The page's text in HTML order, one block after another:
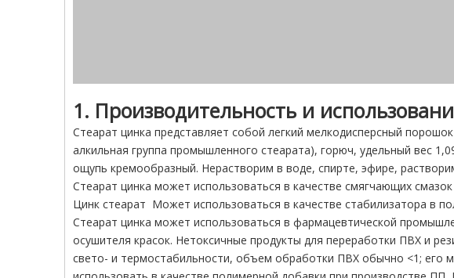
1. Производительность и
Стеарат цинка представляет собой легкий мелкодисперсный
алкильная группа промышленного стеарата), горюч, удельный вес
ощупь кремообразный. Нерастворим в воде, спирте, эфире,
Стеарат цинка может использоваться в качестве смягчающих
Цинк стеарат Может использоваться в качестве стабилизатора в
Стеарат цинка может использоваться в фармацевтической
осушителя красок. Нетоксичные продукты для переработки ПВХ и
свето- и термостабильности, объем обработки ПВХ обычно <1; его